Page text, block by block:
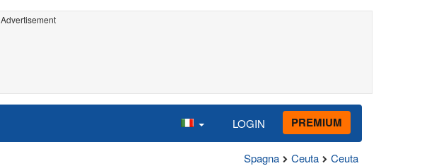
Advertisement
LOGIN PREMIUM
Spagna Ceuta Ceuta